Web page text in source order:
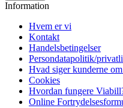
Information
Hvem er vi
Kontakt
Handelsbetingelser
Persondatapolitik/
Hvad siger kunderne
Cookies
Hvordan fungere
Online